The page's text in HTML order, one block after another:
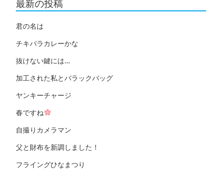
最新の投稿
君の名は
チキパラカレーかな
抜けない鍵には…
加工された私とバラックバッグ
ヤンキーチャージ
春ですね
自撮りカメラマン
父と財布を新調しました！
フライングひなまつり